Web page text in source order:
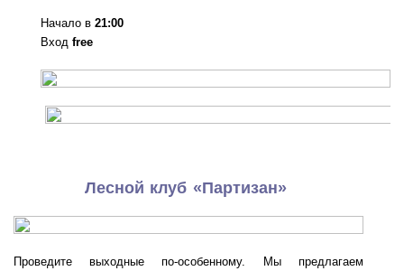
Начало в 21:00
Вход free
Лесной клуб «Партизан»
Проведите выходные по-особенному. Мы предлагаем